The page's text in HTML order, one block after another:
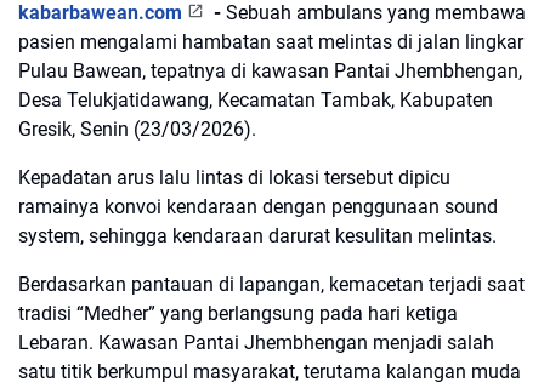
kabarbawean.com - Sebuah ambulans yang membawa
pasien mengalami hambatan saat melintas di jalan lingkar
Pulau Bawean, tepatnya di kawasan Pantai Jhembhengan,
Desa Telukjatidawang, Kecamatan Tambak, Kabupaten
Gresik, Senin (23/03/2026).
Kepadatan arus lalu lintas di lokasi tersebut dipicu
ramainya konvoi kendaraan dengan penggunaan sound
system, sehingga kendaraan darurat kesulitan melintas.
Berdasarkan pantauan di lapangan, kemacetan terjadi saat
tradisi “Medher” yang berlangsung pada hari ketiga
Lebaran. Kawasan Pantai Jhembhengan menjadi salah
satu titik berkumpul masyarakat, terutama kalangan muda